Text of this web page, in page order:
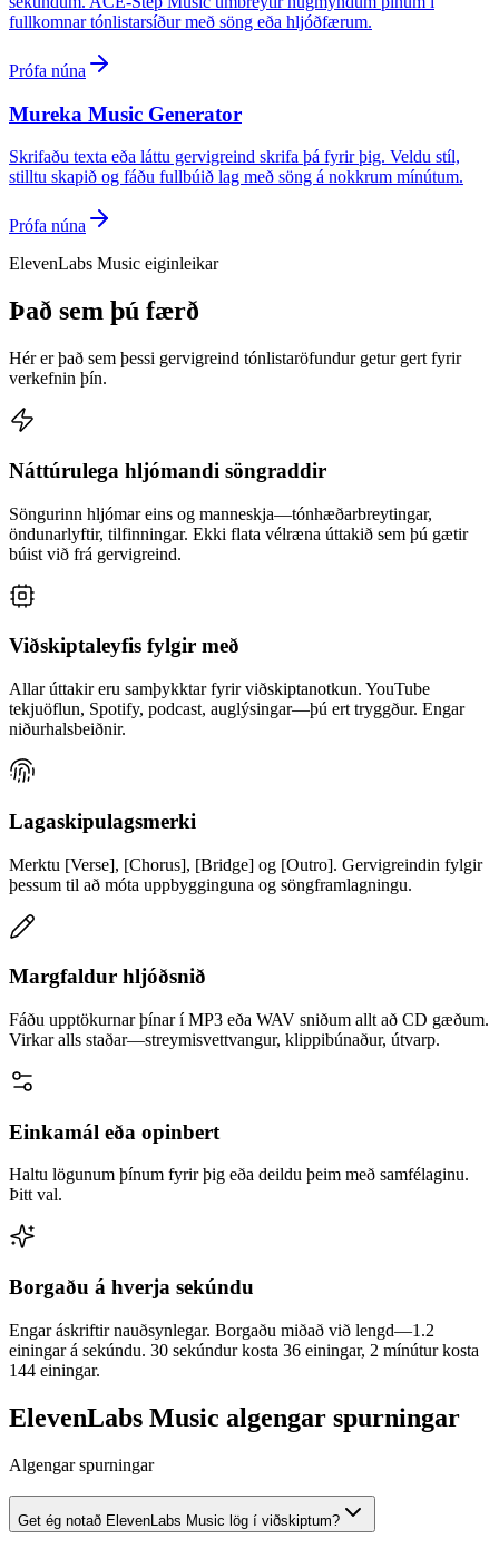
fullkomnar tónlistarsíður með söng eða hljóðfærum.
Prófa núna
Mureka Music Generator
Skrifaðu texta eða láttu gervigreind skrifa þá fyrir þig. Veldu stíl,
stilltu skapið og fáðu fullbúið lag með söng á nokkrum mínútum.
Prófa núna
ElevenLabs Music eiginleikar
Það sem þú færð
Hér er það sem þessi gervigreind tónlistaröfundur getur gert fyrir
verkefnin þín.
Náttúrulega hljómandi söngraddir
Söngurinn hljómar eins og manneskja—tónhæðarbreytingar,
öndunarlyftir, tilfinningar. Ekki flata vélræna úttakið sem þú gætir
búist við frá gervigreind.
Viðskiptaleyfis fylgir með
Allar úttakir eru samþykktar fyrir viðskiptanotkun. YouTube
tekjuöflun, Spotify, podcast, auglýsingar—þú ert tryggður. Engar
niðurhalsbeiðnir.
Lagaskipulagsmerki
Merktu [Verse], [Chorus], [Bridge] og [Outro]. Gervigreindin fylgir
þessum til að móta uppbygginguna og söngframlagningu.
Margfaldur hljóðsnið
Fáðu upptökurnar þínar í MP3 eða WAV sniðum allt að CD gæðum.
Virkar alls staðar—streymisvettvangur, klippibúnaður, útvarp.
Einkamál eða opinbert
Haltu lögunum þínum fyrir þig eða deildu þeim með samfélaginu.
Þitt val.
Borgaðu á hverja sekúndu
Engar áskriftir nauðsynlegar. Borgaðu miðað við lengd—1.2
einingar á sekúndu. 30 sekúndur kosta 36 einingar, 2 mínútur kosta
144 einingar.
ElevenLabs Music algengar spurningar
Algengar spurningar
Get ég notað ElevenLabs Music lög í viðskiptum?